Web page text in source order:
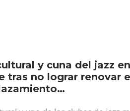
y cuna del jazz
no lograr renovar